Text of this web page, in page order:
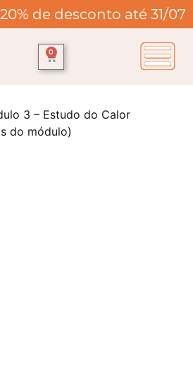
de desconto até 31/07
0
3 – Estudo do Calor
do módulo)